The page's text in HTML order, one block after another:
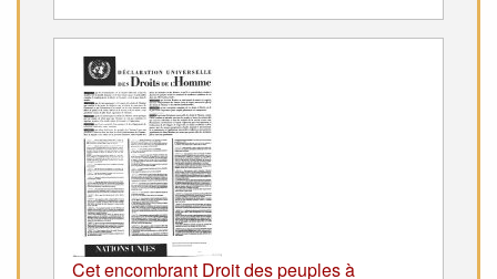
Cet encombrant Droit des peuples à